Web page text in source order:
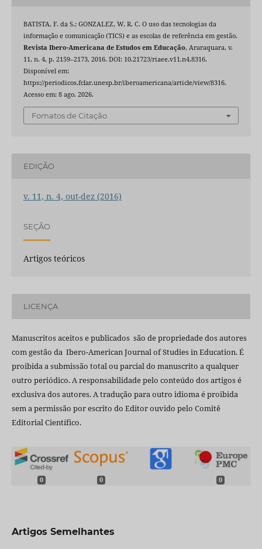
BATISTA, F. da S.; GONZALEZ, W. R. C. O uso das tecnologias da
informação e comunicação (TICS) e as escolas de referência em gestão.
Revista Ibero-Americana de Estudos em Educação, Araraquara, v.
11, n. 4, p. 2159–2173, 2016. DOI: 10.21723/riaee.v11.n4.8316.
Disponível em:
https://periodicos.fclar.unesp.br/iberoamericana/article/view/8316.
Acesso em: 8 ago. 2026.
Fomatos de Citação
EDIÇÃO
v. 11, n. 4, out-dez (2016)
SEÇÃO
Artigos teóricos
LICENÇA
Manuscritos aceitos e publicados são de propriedade dos autores
com gestão da Ibero-American Journal of Studies in Education. É
proibida a submissão total ou parcial do manuscrito a qualquer
outro periódico. A responsabilidade pelo conteúdo dos artigos é
exclusiva dos autores. A tradução para outro idioma é proibida
sem a permissão por escrito do Editor ouvido pelo Comitê
Editorial Científico.
0 0 0
Artigos Semelhantes